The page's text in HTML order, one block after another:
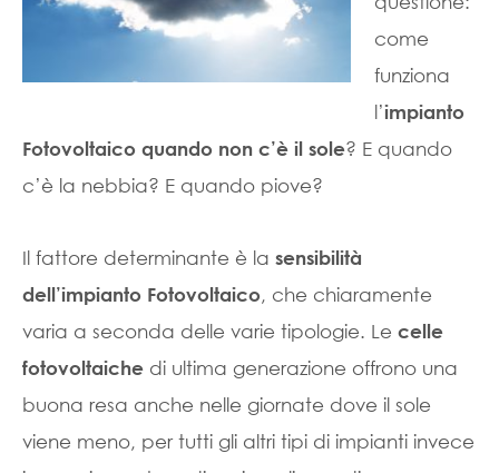
come
funziona
l’impianto
Fotovoltaico quando non c’è il sole? E quando
c’è la nebbia? E quando piove?
Il fattore determinante è la sensibilità
dell’impianto Fotovoltaico, che chiaramente
varia a seconda delle varie tipologie. Le celle
fotovoltaiche di ultima generazione offrono una
buona resa anche nelle giornate dove il sole
viene meno, per tutti gli altri tipi di impianti invece